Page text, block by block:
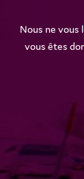
Nous ne
vous êtes